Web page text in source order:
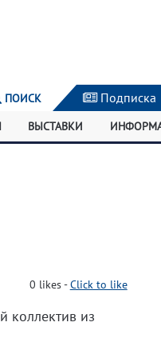
ПОИСК Подписка
ВЫСТАВКИ
0 likes-Click to like
коллектив из